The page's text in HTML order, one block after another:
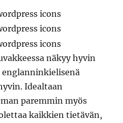
näkyy hyvin
Idealtaan
paremmin myös
kaikkien tietävän,